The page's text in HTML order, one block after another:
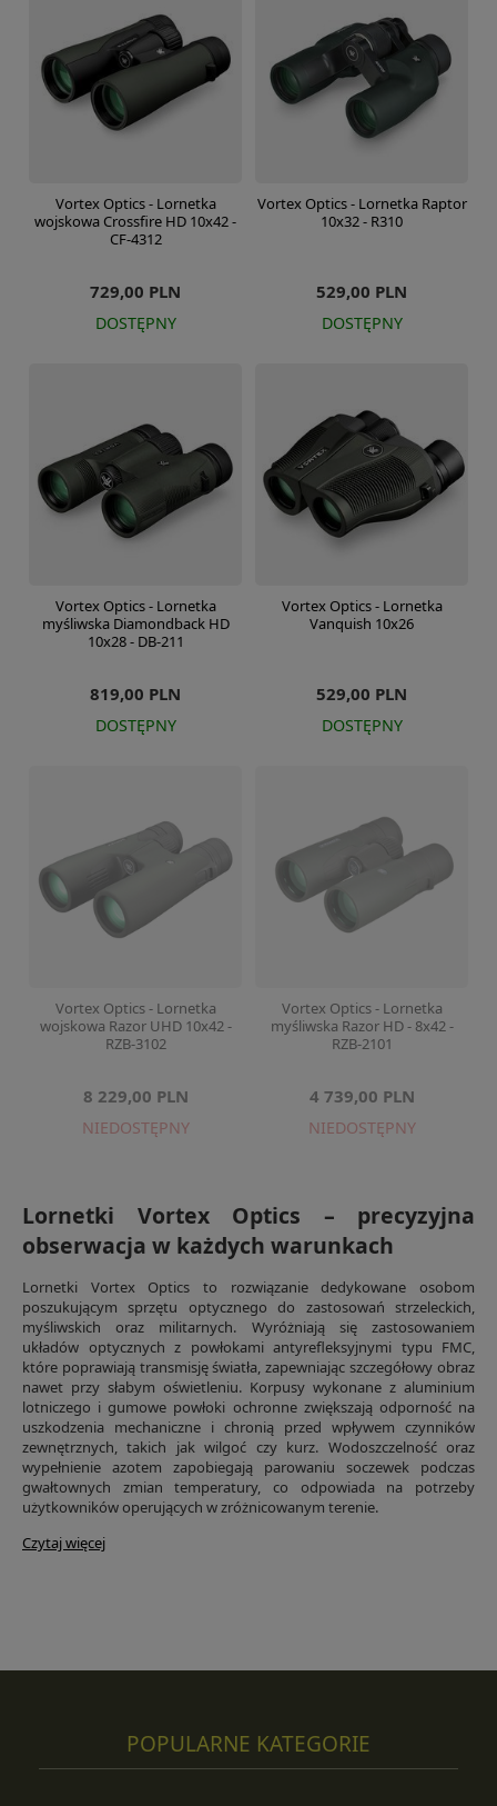
Vortex Optics - Lornetka
wojskowa Crossfire HD 10x42 -
CF-4312
729,00 PLN
DOSTĘPNY
Vortex Optics - Lornetka Raptor
10x32 - R310
529,00 PLN
DOSTĘPNY
Vortex Optics - Lornetka
myśliwska Diamondback HD
10x28 - DB-211
819,00 PLN
DOSTĘPNY
Vortex Optics - Lornetka
Vanquish 10x26
529,00 PLN
DOSTĘPNY
Vortex Optics - Lornetka
wojskowa Razor UHD 10x42 -
RZB-3102
8 229,00 PLN
NIEDOSTĘPNY
Vortex Optics - Lornetka
myśliwska Razor HD - 8x42 -
RZB-2101
4 739,00 PLN
NIEDOSTĘPNY
Lornetki Vortex Optics – precyzyjna
obserwacja w każdych warunkach
Lornetki Vortex Optics to rozwiązanie dedykowane osobom
poszukującym sprzętu optycznego do zastosowań strzeleckich,
myśliwskich oraz militarnych. Wyróżniają się zastosowaniem
układów optycznych z powłokami antyrefleksyjnymi typu FMC,
które poprawiają transmisję światła, zapewniając szczegółowy obraz
nawet przy słabym oświetleniu. Korpusy wykonane z aluminium
lotniczego i gumowe powłoki ochronne zwiększają odporność na
uszkodzenia mechaniczne i chronią przed wpływem czynników
zewnętrznych, takich jak wilgoć czy kurz. Wodoszczelność oraz
wypełnienie azotem zapobiegają parowaniu soczewek podczas
gwałtownych zmian temperatury, co odpowiada na potrzeby
użytkowników operujących w zróżnicowanym terenie.
Czytaj więcej
POPULARNE KATEGORIE